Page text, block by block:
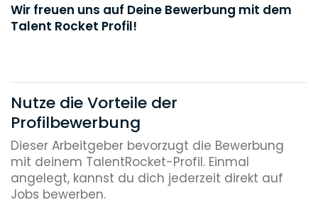
Wir freuen uns auf Deine Bewerbung mit dem
Talent Rocket Profil!
Nutze die Vorteile der
Profilbewerbung
Dieser Arbeitgeber bevorzugt die Bewerbung
mit deinem TalentRocket-Profil. Einmal
angelegt, kannst du dich jederzeit direkt auf
Jobs bewerben.